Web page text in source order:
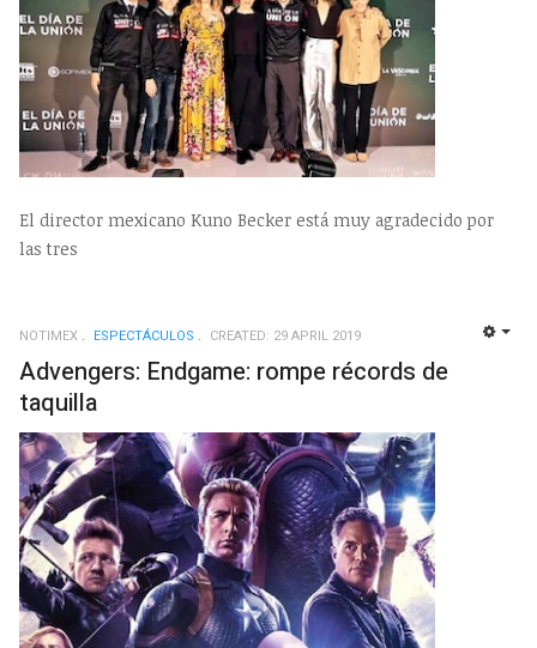
El director mexicano Kuno Becker está muy agradecido por
las tres
NOTIMEX ESPECTÁCULOS CREATED: 29 APRIL 2019
Advengers: Endgame: rompe récords de
taquilla